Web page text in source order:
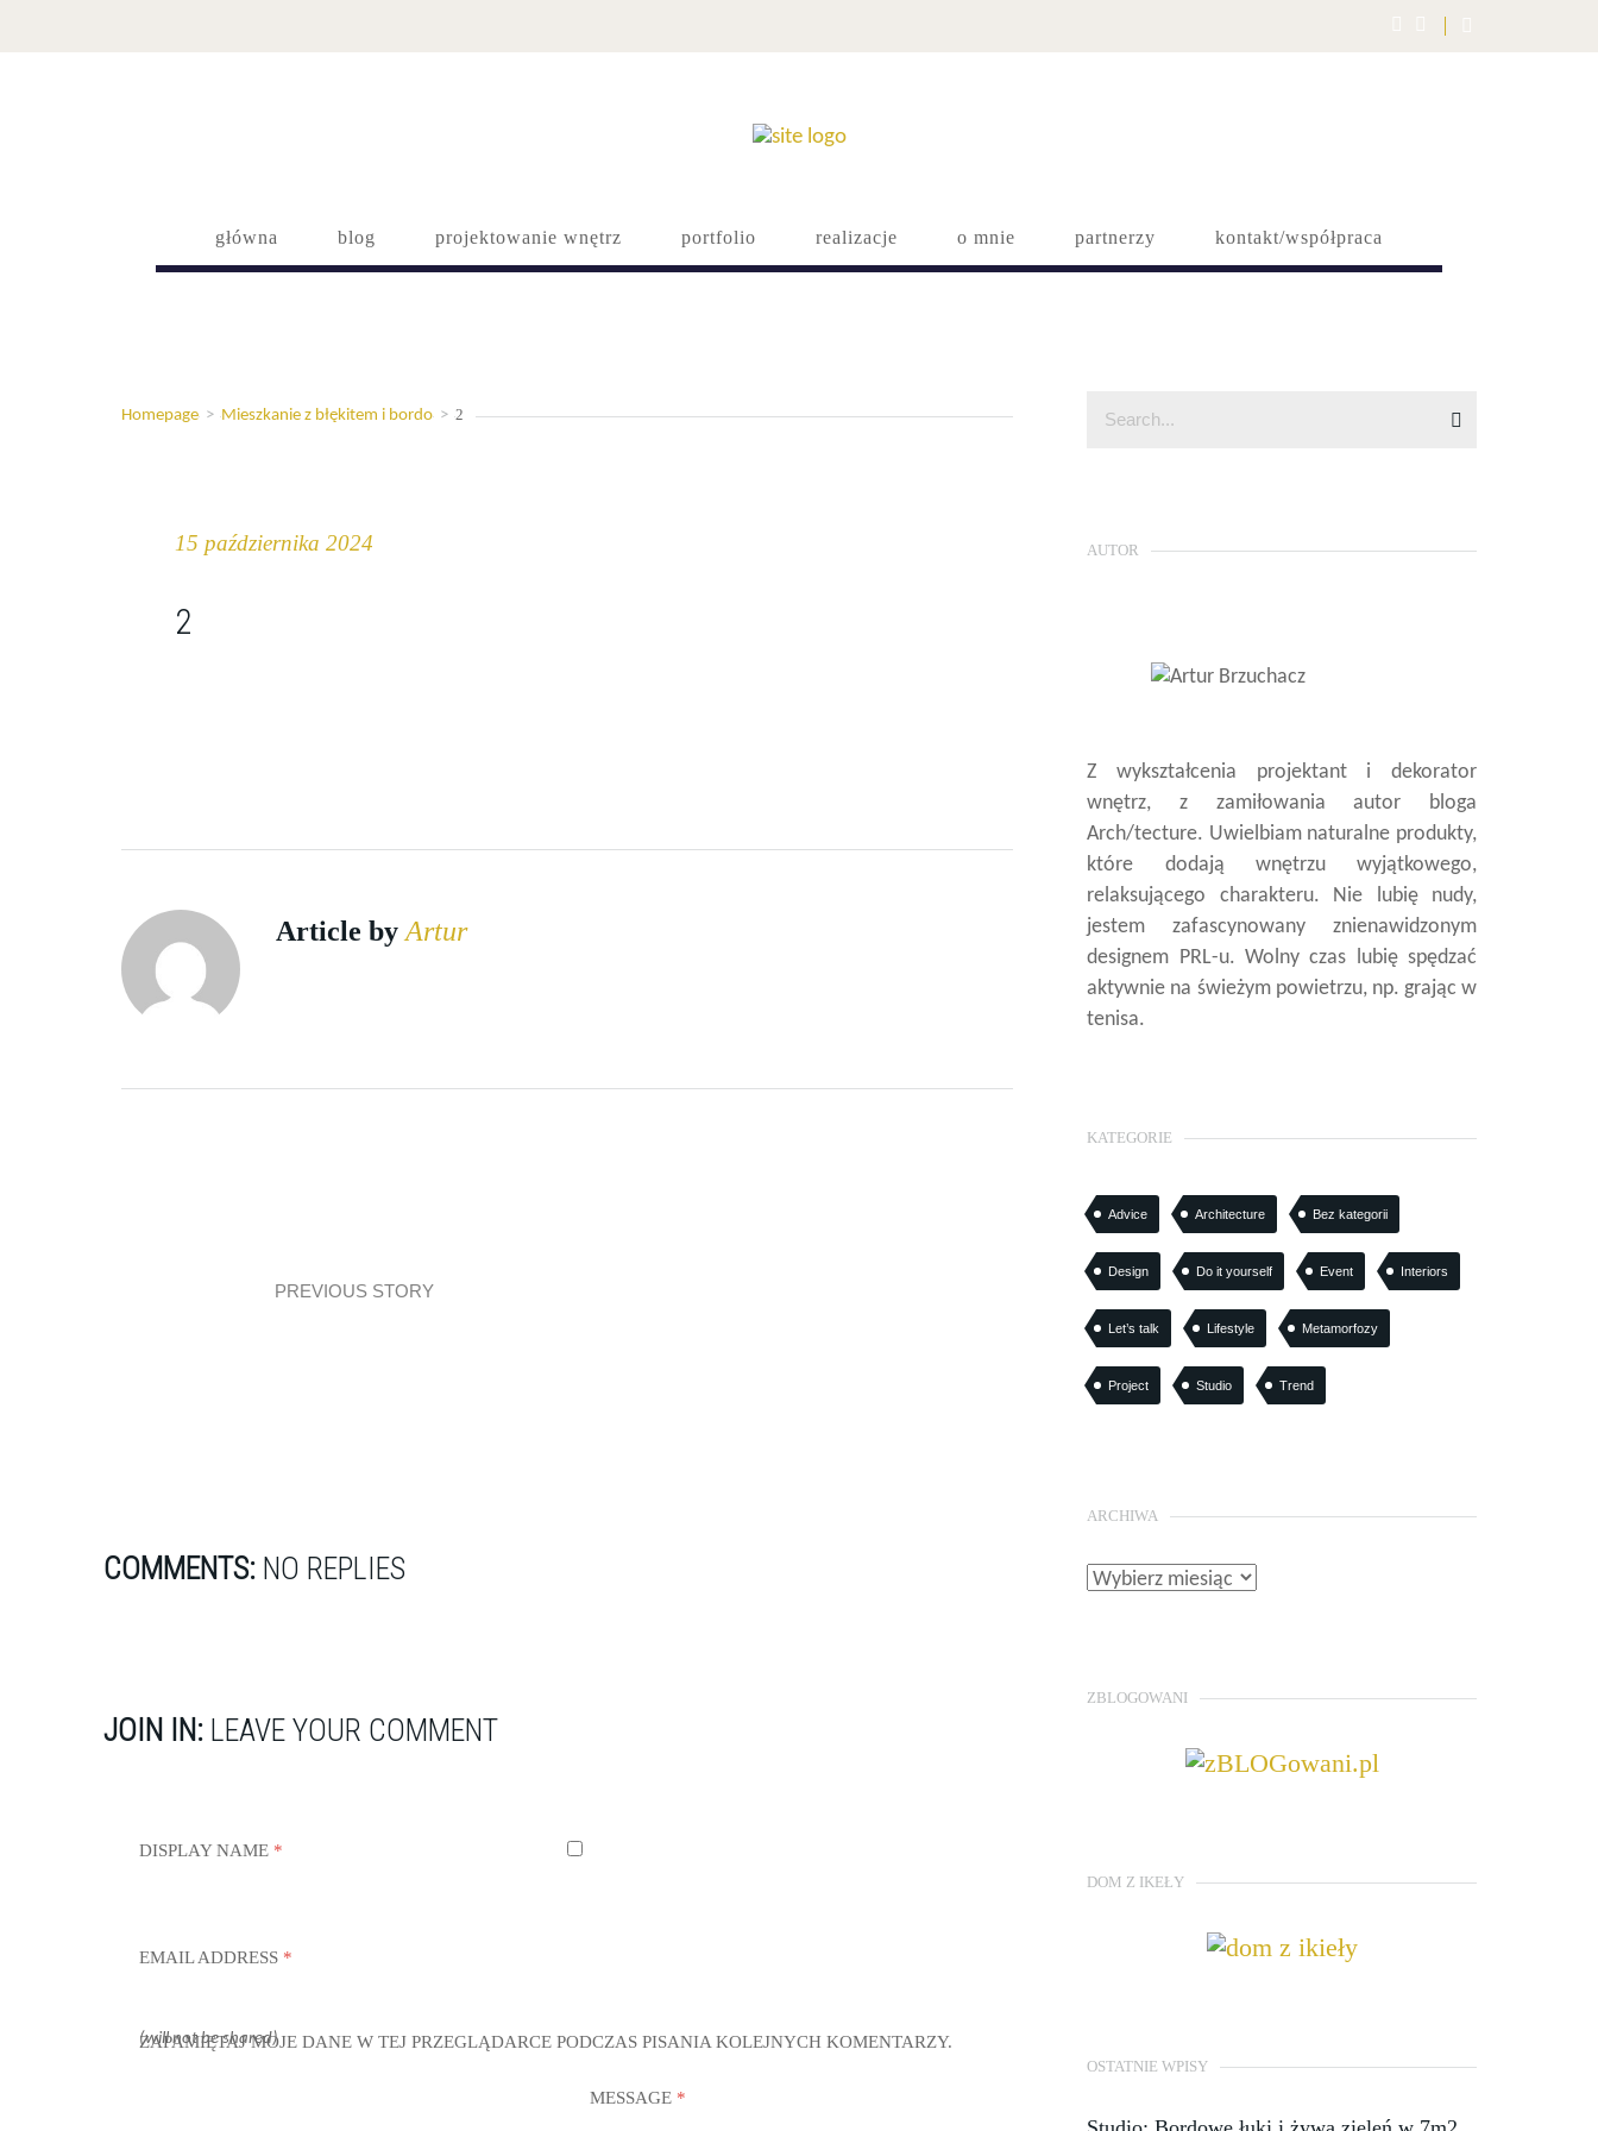
główna blog projektowanie wnętrz portfolio realizacje o mnie partnerzy kontakt/współpraca
Homepage > Mieszkanie z błękitem i bordo > 2
15 października 2024
2
Article by Artur
PREVIOUS STORY
COMMENTS: NO REPLIES
JOIN IN: LEAVE YOUR COMMENT
DISPLAY NAME *
EMAIL ADDRESS *
(will not be shared)
ZAPAMIĘTAJ MOJE DANE W TEJ PRZEGLĄDARCE PODCZAS PISANIA KOLEJNYCH KOMENTARZY.
MESSAGE *
AUTOR
Z wykształcenia projektant i dekorator
wnętrz, z zamiłowania autor bloga
Arch/tecture. Uwielbiam naturalne produkty,
które dodają wnętrzu wyjątkowego,
relaksującego charakteru. Nie lubię nudy,
jestem zafascynowany znienawidzonym
designem PRL-u. Wolny czas lubię spędzać
aktywnie na świeżym powietrzu, np. grając w
tenisa.
KATEGORIE
Advice Architecture Bez kategorii
Design Do it yourself Event Interiors
Let’s talk Lifestyle Metamorfozy
Project Studio Trend
ARCHIWA
ZBLOGOWANI
DOM Z IKEŁY
OSTATNIE WPISY